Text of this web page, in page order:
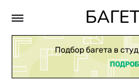
Подбор багета в